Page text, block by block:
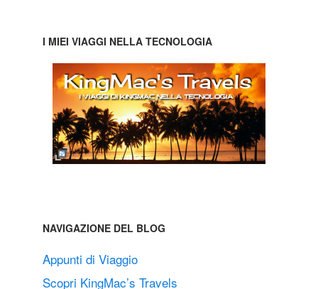
I MIEI VIAGGI NELLA TECNOLOGIA
NAVIGAZIONE DEL BLOG
Appunti di Viaggio
Scopri KingMac’s Travels